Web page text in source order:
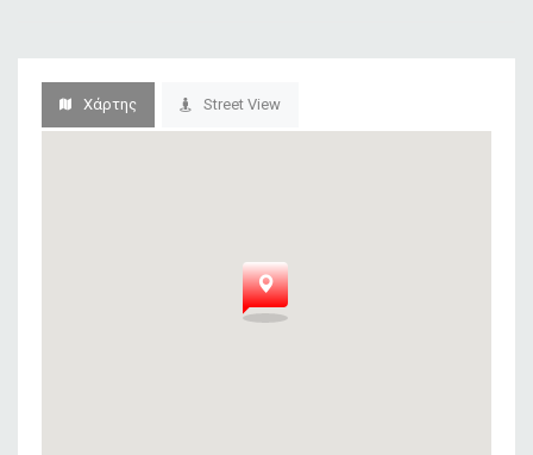
Χάρτης Street View